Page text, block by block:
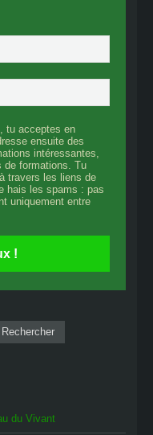
tu acceptes en
ensuite des
intéressantes,
de formations. Tu
travers les liens de
hais les spams : pas
uniquement entre
!
Rechercher
du Vivant